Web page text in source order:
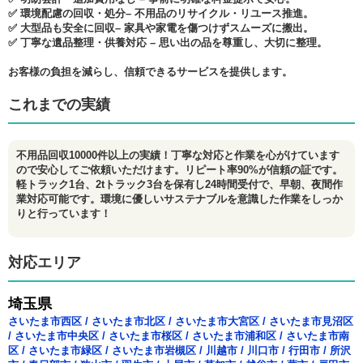
✅ 環境配慮の回収・処分– 不用品のリサイクル・リユース推進。
✅ 大型品も安全に回収– 家具や家電を傷つけずスムーズに搬出。
✅ 丁寧な遺品整理・供養対応 – 思い出の品を尊重し、大切に整理。
お客様の負担を減らし、信頼できるサービスを提供します。
これまでの実績
不用品回収10000件以上の実績！丁寧な対応と作業を心がけています
ので安心してご依頼いただけます。リピート率90%が信頼の証です。
軽トラック1台、2tトラック3台を保有し24時間受付で、早朝、夜間作
業対応可能です。環境に優しいサステナブルを意識した作業をしっか
りと行っています！
対応エリア
埼玉県
さいたま市西区 / さいたま市北区 / さいたま市大宮区 / さいたま市見沼区
/ さいたま市中央区 / さいたま市桜区 / さいたま市浦和区 / さいたま市南
区 / さいたま市緑区 / さいたま市岩槻区 / 川越市 / 川口市 / 行田市 / 所沢